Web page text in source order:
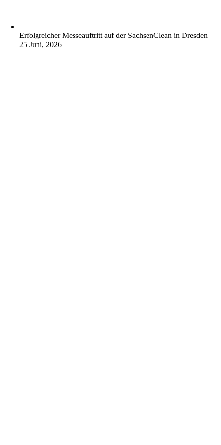
Erfolgreicher Messeauftritt auf der SachsenClean in Dresden
25 Juni, 2026